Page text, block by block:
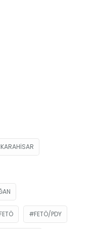
FETÖ FETÖ/PDY